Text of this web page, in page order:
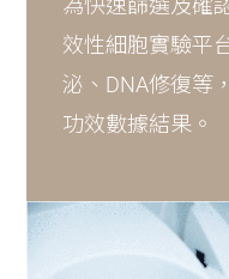
為快速篩選及確
效性細胞實驗平
泌、DNA修復等
功效數據結果。